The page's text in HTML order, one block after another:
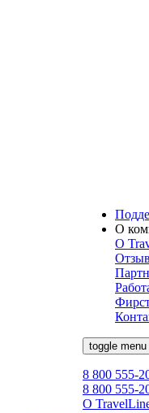
О
О
toggle menu
8 800 555-
8 800 555-
О